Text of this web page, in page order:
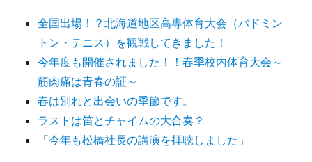
全国出場！？北海道地区高専体育大会（バドミン
トン・テニス）を観戦してきました！
今年度も開催されました！！春季校内体育大会～
筋肉痛は青春の証～
春は別れと出会いの季節です。
ラストは笛とチャイムの大合奏？
「今年も松橋社長の講演を拝聴しました」